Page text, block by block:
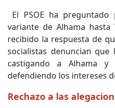
El PSOE ha
variante de Alhama hasta
recibido la respuesta de
socialistas denuncian que
castigando a Alhama
defendiendo los intereses
Rechazo a las